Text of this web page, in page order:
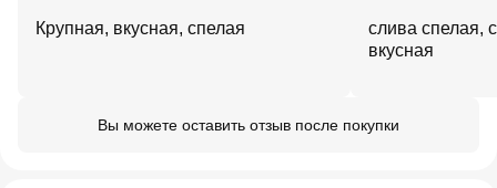
Крупная, вкусная, спелая
слива спелая,
вкусная
Вы можете оставить отзыв после покупки